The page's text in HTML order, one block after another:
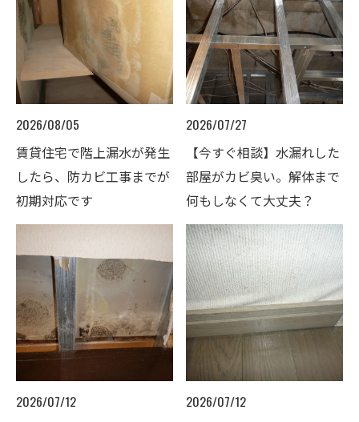
2026/08/05
賃貸住宅で階上漏水が発生
したら、防カビ工事までが
初期対応です
2026/07/27
【今すぐ相談】水漏れした
部屋がカビ臭い。解体まで
何もしなくて大丈夫？
2026/07/12
2026/07/12